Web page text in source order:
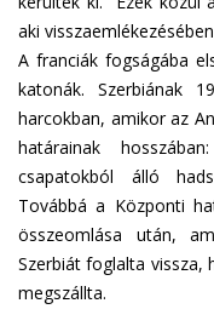
aki
A franciák fogságába
katonák. Szerbiának
harcokban, amikor az
határainak
csapatokból álló
Továbbá a Központi
összeomlása után,
Szerbiát foglalta vissza,
megszállta.